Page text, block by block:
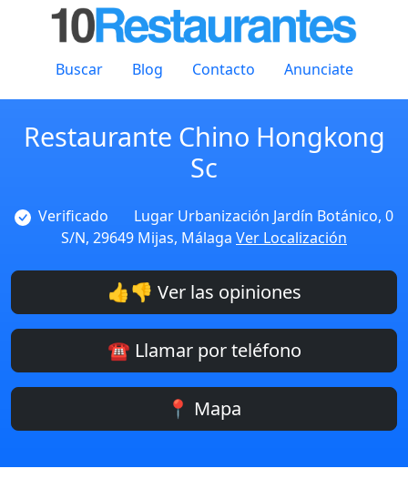
Buscar Blog Contacto Anunciate
Restaurante Chino Hongkong
Sc
Verificado
Lugar Urbanización Jardín Botánico, 0
S/N, 29649 Mijas, Málaga Ver Localización
👍👎 Ver las opiniones
☎️ Llamar por teléfono
📍 Mapa